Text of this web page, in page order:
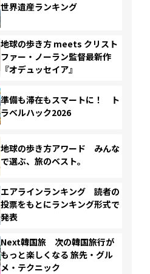
世界遺産ランキング
地球の歩き方 meets クリスト
ファー・ノーラン監督最新作
『オデュッセイア』
準備も滞在もスマートに！ ト
ラベルハック2026
地球の歩き方アワード みんな
で選ぶ、旅のベスト。
エアラインランキング 読者の
投票をもとにランキング形式で
発表
Next韓国旅 次の韓国旅行が
もっと楽しくなる 旅先・グル
メ・テクニック